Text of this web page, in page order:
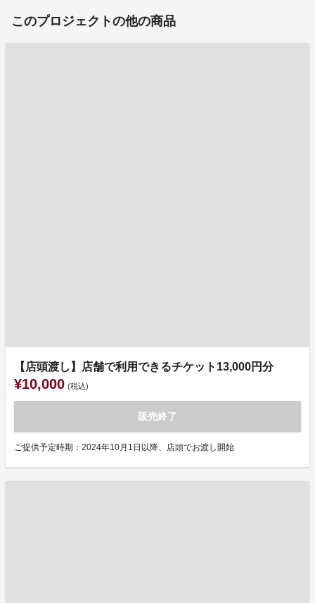
このプロジェクトの他の商品
【店頭渡し】店舗で利用できるチケット13,000円分
¥10,000 (税込)
販売終了
ご提供予定時期：2024年10月1日以降、店頭でお渡し開始